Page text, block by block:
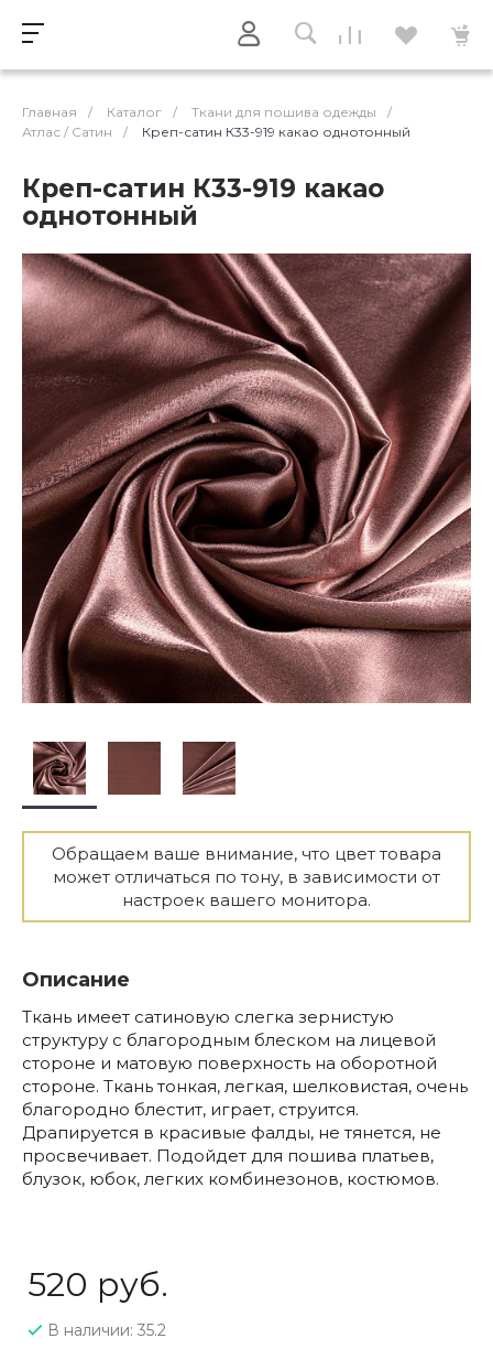
Главная / Каталог / Ткани для пошива одежды
/
Атлас / Cатин
/ Креп-сатин К33-919 какао однотонный
Креп-сатин К33-919 какао
однотонный
Обращаем ваше внимание, что цвет товара
может отличаться по тону, в зависимости от
настроек вашего монитора.
Описание
Ткань имеет сатиновую слегка зернистую
структуру с благородным блеском на лицевой
стороне и матовую поверхность на оборотной
стороне. Ткань тонкая, легкая, шелковистая, очень
благородно блестит, играет, струится.
Драпируется в красивые фалды, не тянется, не
просвечивает. Подойдет для пошива платьев,
блузок, юбок, легких комбинезонов, костюмов.
520 руб.
В наличии: 35.2